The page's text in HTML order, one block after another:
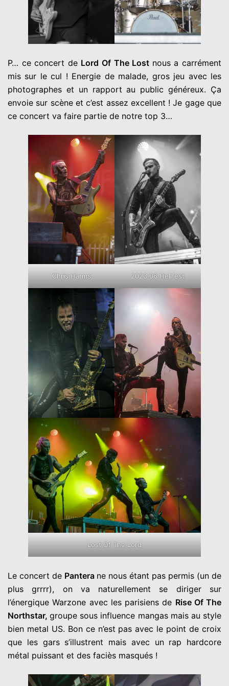
P… ce concert de Lord Of The Lost nous a carrément
mis sur le cul ! Energie de malade, gros jeu avec les
photographes et un rapport au public généreux. Ça
envoie sur scène et c’est assez excellent ! Je gage que
ce concert va faire partie de notre top 3…
Chris Harms 2023.06 Hellfest
Lost Of The Lord
Le concert de Pantera ne nous étant pas permis (un de
plus grrrr), on va naturellement se diriger sur
l’énergique Warzone avec les parisiens de Rise Of The
Northstar,groupe sous influence mangas mais au style
bien metal US. Bon ce n’est pas avec le point de croix
que les gars s’illustrent mais avec un rap hardcore
métal puissant et des faciès masqués !